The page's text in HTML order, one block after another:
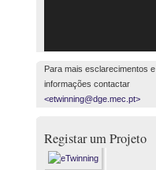
Para mais esclarecimentos e
informações contactar
<etwinning@dge.mec.pt>
Registar um Projeto